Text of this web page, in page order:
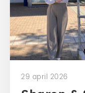
29 april 2026